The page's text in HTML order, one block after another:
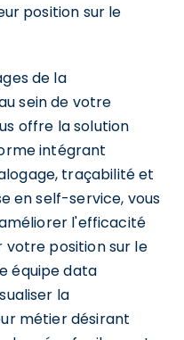
position sur le
de la
sein de votre
offre la solution
intégrant
traçabilité et
en self-service, vous
l'efficacité
position sur le
équipe data
la
métier désirant